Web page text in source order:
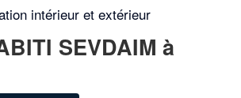
intérieur et extérieur
SEVDAIM à